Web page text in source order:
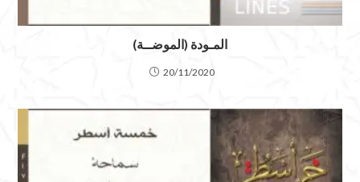
المـودة (الموضــة)
20/11/2020